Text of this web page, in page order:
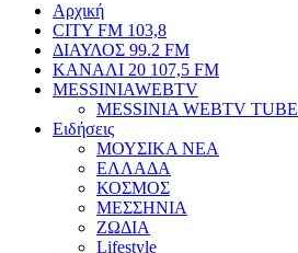
Αρχική
CITY FM 103,8
ΔΙΑΥΛΟΣ 99.2 FM
ΚΑΝΑΛΙ 20 107,5 FM
MESSINIAWEBTV
MESSINIA WEBTV TUBE
Eιδήσεις
ΜΟΥΣΙΚΑ ΝΕΑ
ΕΛΛΑΔΑ
ΚΟΣΜΟΣ
ΜΕΣΣΗΝΙΑ
ΖΩΔΙΑ
Lifestyle